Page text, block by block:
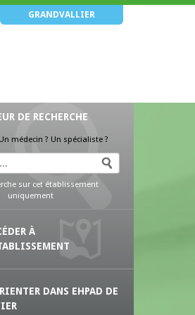
GRANDVALLIER
DE RECHERCHE
médecin ? Un spécialiste ?
sur cet établissement
uniquement
À
DANS EHPAD DE